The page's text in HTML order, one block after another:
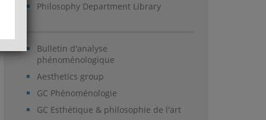
Philosophy Department Library
Bulletin d'analyse
phénoménologique
Aesthetics group
GC Phénoménologie
GC Esthétique & philosophie de l'art